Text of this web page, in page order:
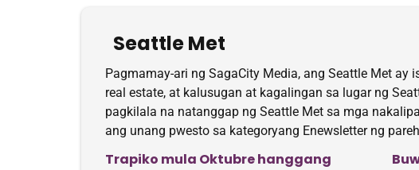
Seattle Met
Pagmamay-ari ng SagaCity Media, ang Seattle Met
real estate, at kalusugan at kagalingan sa lugar ng
pagkilala na natanggap ng Seattle Met sa mga
ang unang pwesto sa kategoryang Enewsletter ng
Trapiko mula Oktubre hanggang